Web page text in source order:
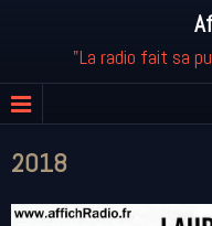
"La radio fait sa
2018